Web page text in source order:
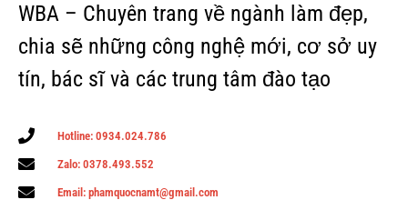
WBA – Chuyên trang về ngành làm đẹp,
chia sẽ những công nghệ mới, cơ sở uy
tín, bác sĩ và các trung tâm đào tạo
Hotline: 0934.024.786
Zalo: 0378.493.552
Email: phamquocnamt@gmail.com